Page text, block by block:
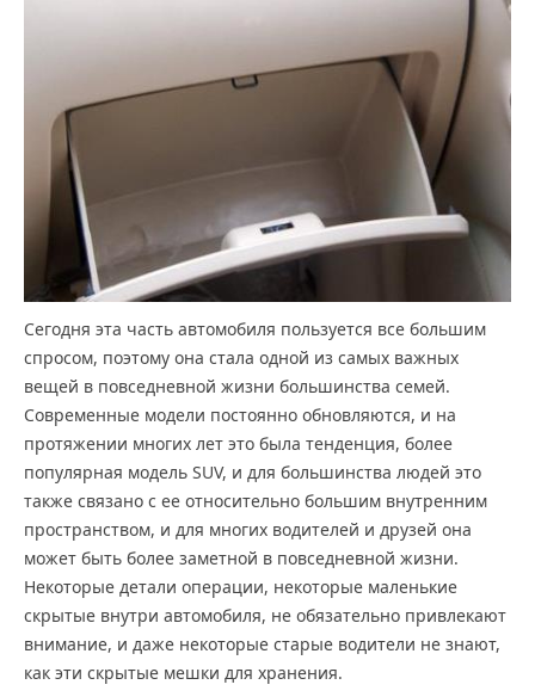
Сегодня эта часть автомобиля пользуется все большим
спросом, поэтому она стала одной из самых важных
вещей в повседневной жизни большинства семей.
Современные модели постоянно обновляются, и на
протяжении многих лет это была тенденция, более
популярная модель SUV, и для большинства людей это
также связано с ее относительно большим внутренним
пространством, и для многих водителей и друзей она
может быть более заметной в повседневной жизни.
Некоторые детали операции, некоторые маленькие
скрытые внутри автомобиля, не обязательно привлекают
внимание, и даже некоторые старые водители не знают,
как эти скрытые мешки для хранения.